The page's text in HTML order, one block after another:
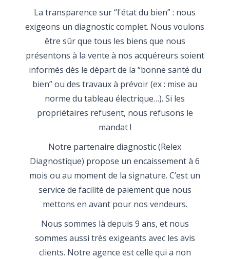
La transparence sur “l'état du bien” : nous
exigeons un diagnostic complet. Nous voulons
être sûr que tous les biens que nous
présentons à la vente à nos acquéreurs soient
informés dès le départ de la “bonne santé du
bien” ou des travaux à prévoir (ex : mise au
norme du tableau électrique…). Si les
propriétaires refusent, nous refusons le
mandat !
Notre partenaire diagnostic (Relex
Diagnostique) propose un encaissement à 6
mois ou au moment de la signature. C’est un
service de facilité de paiement que nous
mettons en avant pour nos vendeurs.
Nous sommes là depuis 9 ans, et nous
sommes aussi très exigeants avec les avis
clients. Notre agence est celle qui a non